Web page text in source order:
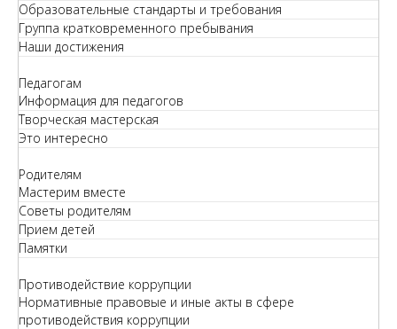
Образовательные стандарты и требования
Группа кратковременного пребывания
Наши достижения
Педагогам
Информация для педагогов
Творческая мастерская
Это интересно
Родителям
Мастерим вместе
Советы родителям
Прием детей
Памятки
Противодействие коррупции
Нормативные правовые и иные акты в сфере
противодействия коррупции